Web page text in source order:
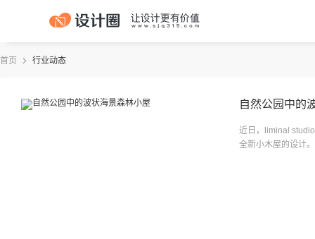
首页 行业动态
自然公园中的
近日，liminal
全新小木屋的设计。